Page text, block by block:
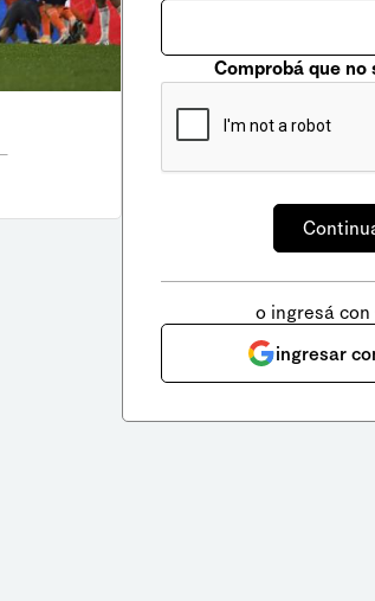
Comprobá que no
o ingresá con
ingresar